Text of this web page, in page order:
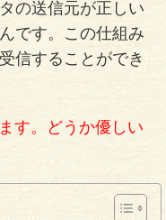
の送信元が正しい
です。この仕組み
信することができ
す。どうか優しい